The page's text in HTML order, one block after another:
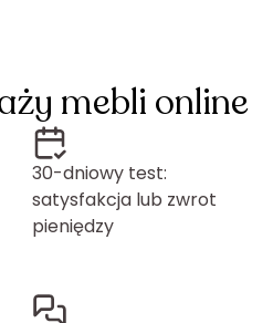
mebli online
30-dniowy test:
satysfakcja lub zwrot
pieniędzy